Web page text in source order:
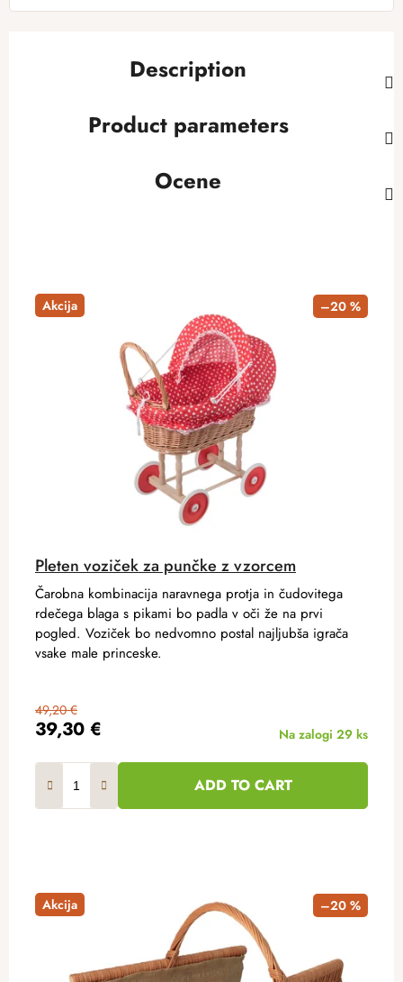
Description
Product parameters
Ocene
Akcija –20 %
Pleten voziček za punčke z vzorcem
39,30 €
49,20 €
Na zalogi 29 ks
ADD TO CART
Čarobna kombinacija naravnega protja in čudovitega
rdečega blaga s pikami bo padla v oči že na prvi
pogled. Voziček bo nedvomno postal najljubša igrača
vsake male princeske.
Akcija –20 %